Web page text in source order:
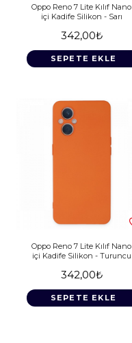
Oppo Reno 7 Lite Kılıf Nano
içi Kadife Silikon - Sarı
342,00₺
SEPETE EKLE
Oppo Reno 7 Lite Kılıf Nano
içi Kadife Silikon - Turuncu
342,00₺
SEPETE EKLE